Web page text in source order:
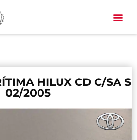
HILUX CD C/SA S
02/2005